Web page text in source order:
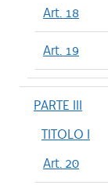
Art. 18
Art. 19
PARTE III
TITOLO I
Art. 20